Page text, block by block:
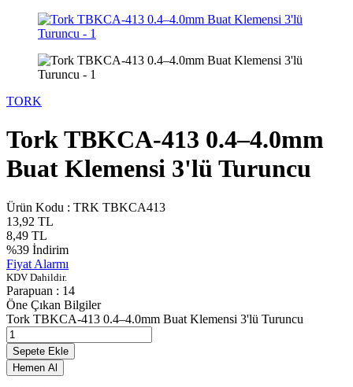
TORK
Tork TBKCA-413 0.4–4.0mm
Buat Klemensi 3'lü Turuncu
Ürün Kodu : TRK TBKCA413
13,92 TL
8,49 TL
%39 İndirim
Fiyat Alarmı
KDV Dahildir.
Parapuan : 14
Öne Çıkan Bilgiler
Tork TBKCA-413 0.4–4.0mm Buat Klemensi 3'lü Turuncu
Sepete Ekle
Hemen Al